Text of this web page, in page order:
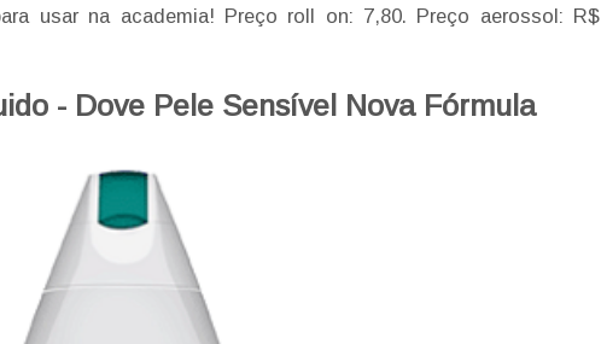
usar na academia! Preço roll on: 7,80. Preço aerossol: R$
- Dove Pele Sensível Nova Fórmula